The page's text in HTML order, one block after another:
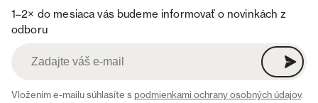
1–2× do mesiaca vás budeme informovať o novinkách z
odboru
Vložením e-mailu súhlasíte spodmienkami ochrany osobných údajov.